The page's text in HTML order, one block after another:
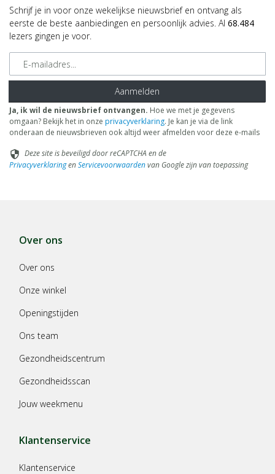
Schrijf je in voor onze wekelijkse nieuwsbrief en ontvang als
eerste de beste aanbiedingen en persoonlijk advies. Al 68.484
lezers gingen je voor.
E-mailadres
Aanmelden
Ja, ik wil de nieuwsbrief ontvangen. Hoe we met je gegevens
omgaan? Bekijk het in onze privacyverklaring. Je kan je via de link
onderaan de nieuwsbrieven ook altijd weer afmelden voor deze e-mails
security Deze site is beveiligd door reCAPTCHA en de
PrivacyverklaringenServicevoorwaardenvan Google zijn van toepassing
Over ons
Over ons
Onze winkel
Openingstijden
Ons team
Gezondheidscentrum
Gezondheidsscan
Jouw weekmenu
Klantenservice
Klantenservice